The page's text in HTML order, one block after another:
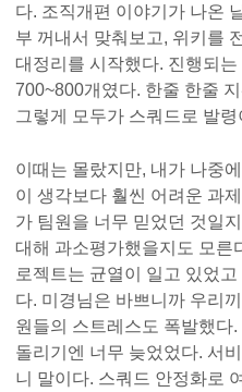
다. 조직개편 이야기가 나온
부 꺼내서 맞춰보고, 위키를
대정리를 시작했다. 진행되
700~800개였다. 한줄 한줄
그렇게 모두가 스쿼드로 발령
이때는 몰랐지만, 내가 나중
이 생각보다 훨씬 어려운 과
가 팀원을 너무 믿었던 것일
대해 과소평가했을지도 모른
로젝트는 균열이 일고 있었
다. 미경님은 바쁘니까 우리
원들의 스트레스도 폭발했다
돌리기엔 너무 늦었었다. 서
니 말이다. 스쿼드 안정화로